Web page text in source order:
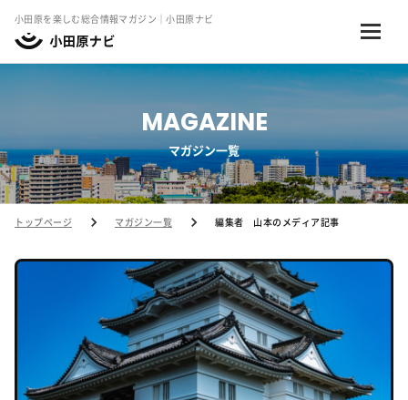
小田原を楽しむ総合情報マガジン｜小田原ナビ
MAGAZINE
マガジン一覧
トップページ マガジン一覧 編集者 山本のメディア記事